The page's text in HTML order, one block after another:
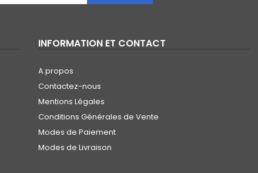
INFORMATION ET CONTACT
A propos
Contactez-nous
Mentions Légales
Conditions Générales de Vente
Modes de Paiement
Modes de Livraison